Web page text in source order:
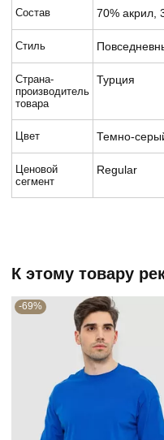
Состав 70% акрил,
Стиль
Страна-
производитель
товара
Турция
Цвет Темно-
Ценовой
сегмент
Regular
К этому товару
-69%